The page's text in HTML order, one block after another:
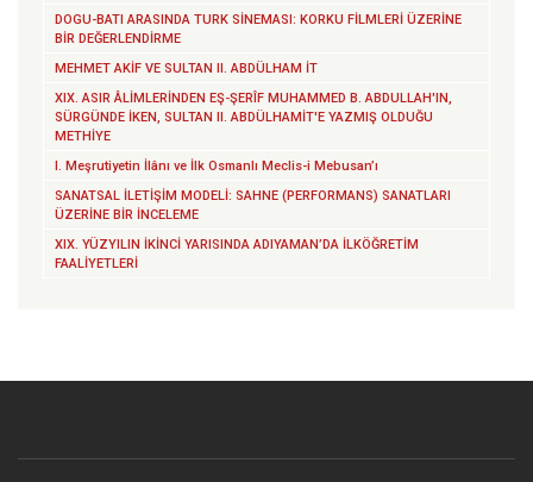
DOGU-BATI ARASINDA TURK SİNEMASI: KORKU FİLMLERİ ÜZERİNE
BİR DEĞERLENDİRME
MEHMET AKİF VE SULTAN II. ABDÜLHAM İT
XIX. ASIR ÂLİMLERİNDEN EŞ-ŞERÎF MUHAMMED B. ABDULLAH'IN,
SÜRGÜNDE İKEN, SULTAN II. ABDÜLHAMİT'E YAZMIŞ OLDUĞU
METHİYE
I. Meşrutiyetin İlânı ve İlk Osmanlı Meclis-i Mebusan’ı
SANATSAL İLETİŞİM MODELİ: SAHNE (PERFORMANS) SANATLARI
ÜZERİNE BİR İNCELEME
XIX. YÜZYILIN İKİNCİ YARISINDA ADIYAMAN’DA İLKÖĞRETİM
FAALİYETLERİ